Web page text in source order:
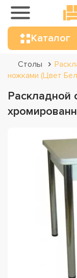
Каталог
Столы
ножками (Цвет
Раскладной